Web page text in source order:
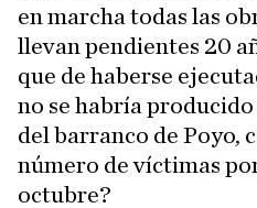
en marcha todas las
llevan pendientes 20
que de haberse
no se habría
del barranco de Poyo,
número de víctimas
octubre?